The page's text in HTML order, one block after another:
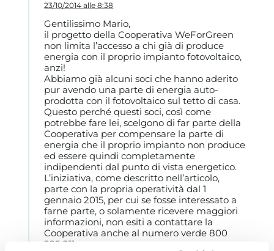
23/10/2014 alle 8:38
Gentilissimo Mario,
il progetto della Cooperativa WeForGreen
non limita l’accesso a chi già di produce
energia con il proprio impianto fotovoltaico,
anzi!
Abbiamo già alcuni soci che hanno aderito
pur avendo una parte di energia auto-
prodotta con il fotovoltaico sul tetto di casa.
Questo perché questi soci, così come
potrebbe fare lei, scelgono di far parte della
Cooperativa per compensare la parte di
energia che il proprio impianto non produce
ed essere quindi completamente
indipendenti dal punto di vista energetico.
L’iniziativa, come descritto nell’articolo,
parte con la propria operatività dal 1
gennaio 2015, per cui se fosse interessato a
farne parte, o solamente ricevere maggiori
informazioni, non esiti a contattare la
Cooperativa anche al numero verde 800
999 211.